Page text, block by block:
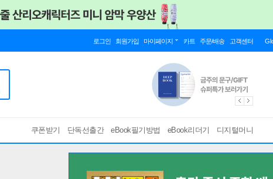
로그인 회원가입 마이페이지 카트 주문/배송 고객센터
쿠폰받기 단독선출간 eBook필기방법 eBook리더기 디지털머니